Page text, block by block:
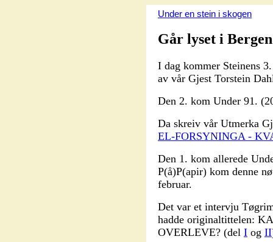
Under en stein i skogen
Går lyset i
I dag kommer Steinens
av vår Gjest Torstein
Den 2. kom Under 91.
Da skreiv vår Utmerka
EL-FORSYNINGA -
Den 1. kom allerede
P(å)P(apir) kom denne
februar.
Det var et intervju
hadde originaltittelen:
OVERLEVE? (del I og II